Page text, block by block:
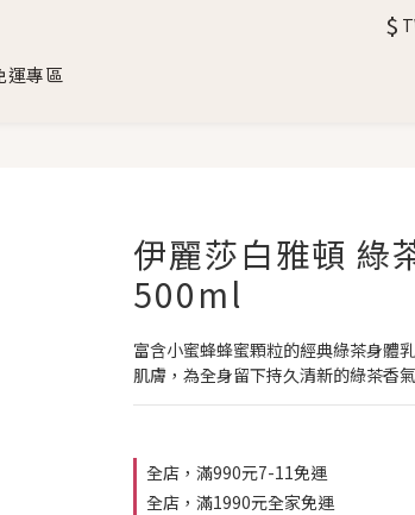
$
運專區
伊麗莎白雅頓 綠
500ml
富含小蜜蜂蜂蜜顆粒的經典綠茶身體
肌膚，為全身留下持久清新的綠茶香
全店，滿990元7-11免運
全店，滿1990元全家免運